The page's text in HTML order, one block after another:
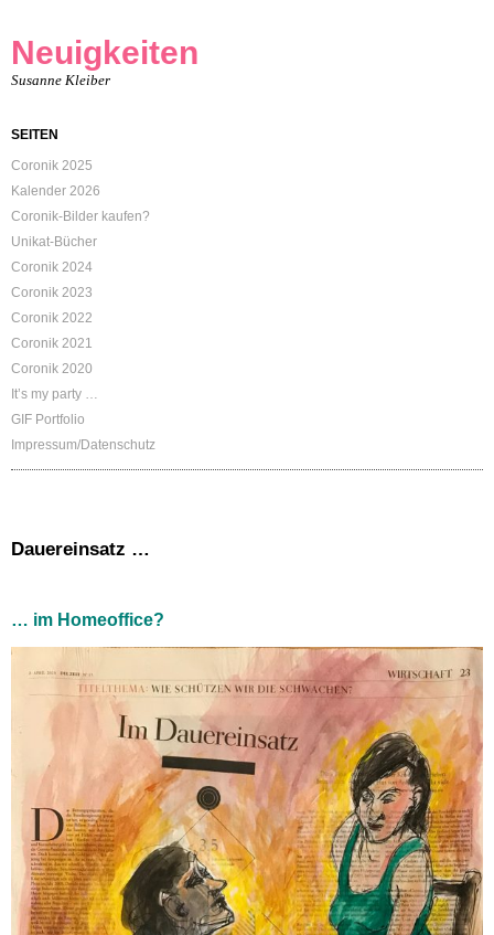
Neuigkeiten
Susanne Kleiber
SEITEN
Coronik 2025
Kalender 2026
Coronik-Bilder kaufen?
Unikat-Bücher
Coronik 2024
Coronik 2023
Coronik 2022
Coronik 2021
Coronik 2020
It’s my party …
GIF Portfolio
Impressum/Datenschutz
Dauereinsatz …
… im Homeoffice?